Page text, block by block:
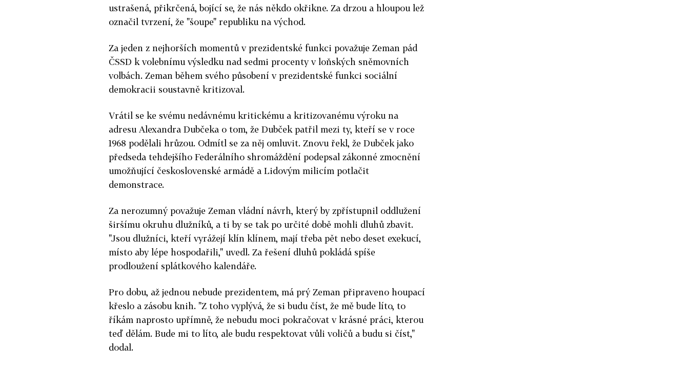
ustrašená, přikrčená, bojící se, že nás někdo okřikne. Za drzou a hloupou lež
označil tvrzení, že "šoupe" republiku na východ.
Za jeden z nejhorších momentů v prezidentské funkci považuje Zeman pád
ČSSD k volebnímu výsledku nad sedmi procenty v loňských sněmovních
volbách. Zeman během svého působení v prezidentské funkci sociální
demokracii soustavně kritizoval.
Vrátil se ke svému nedávnému kritickému a kritizovanému výroku na
adresu Alexandra Dubčeka o tom, že Dubček patřil mezi ty, kteří se v roce
1968 podělali hrůzou. Odmítl se za něj omluvit. Znovu řekl, že Dubček jako
předseda tehdejšího Federálního shromáždění podepsal zákonné zmocnění
umožňující československé armádě a Lidovým milicím potlačit
demonstrace.
Za nerozumný považuje Zeman vládní návrh, který by zpřístupnil oddlužení
širšímu okruhu dlužníků, a ti by se tak po určité době mohli dluhů zbavit.
"Jsou dlužníci, kteří vyrážejí klín klínem, mají třeba pět nebo deset exekucí,
místo aby lépe hospodařili," uvedl. Za řešení dluhů pokládá spíše
prodloužení splátkového kalendáře.
Pro dobu, až jednou nebude prezidentem, má prý Zeman připraveno houpací
křeslo a zásobu knih. "Z toho vyplývá, že si budu číst, že mě bude líto, to
říkám naprosto upřímně, že nebudu moci pokračovat v krásné práci, kterou
teď dělám. Bude mi to líto, ale budu respektovat vůli voličů a budu si číst,"
dodal.